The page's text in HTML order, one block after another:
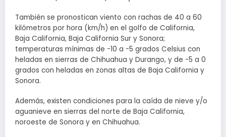
También se pronostican viento con rachas de 40 a 60
kilómetros por hora (km/h) en el golfo de California,
Baja California, Baja California Sur y Sonora;
temperaturas mínimas de -10 a -5 grados Celsius con
heladas en sierras de Chihuahua y Durango, y de -5 a 0
grados con heladas en zonas altas de Baja California y
Sonora.
Además, existen condiciones para la caída de nieve y/o
aguanieve en sierras del norte de Baja California,
noroeste de Sonora y en Chihuahua.